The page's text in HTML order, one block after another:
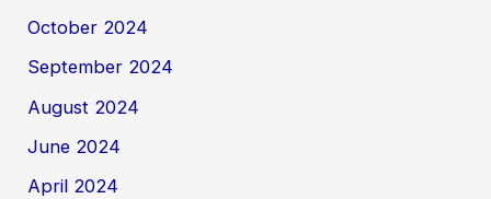
October 2024
September 2024
August 2024
June 2024
April 2024